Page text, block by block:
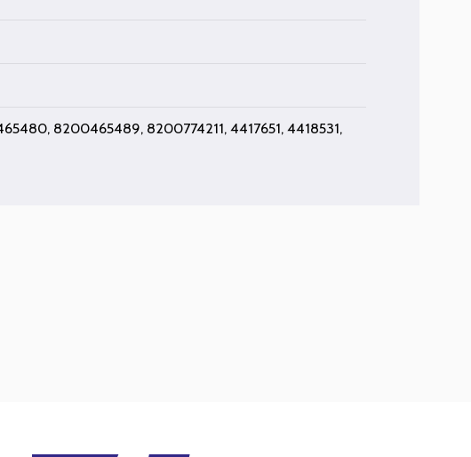
8200465489, 8200774211, 4417651, 4418531,